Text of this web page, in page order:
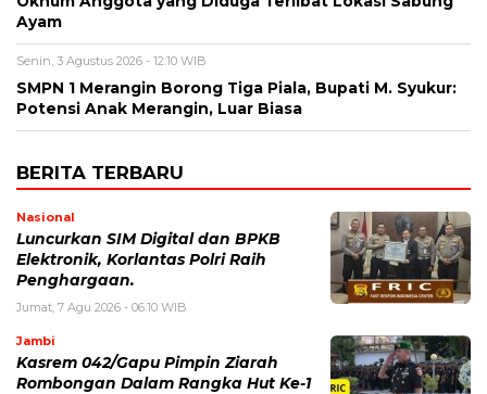
Ayam
Senin, 3 Agustus 2026 - 12:10 WIB
SMPN 1 Merangin Borong Tiga Piala, Bupati M. Syukur:
Potensi Anak Merangin, Luar Biasa
BERITA TERBARU
Nasional
Luncurkan SIM Digital dan BPKB
Elektronik, Korlantas Polri Raih
Penghargaan.
Jumat, 7 Agu 2026 - 06:10 WIB
Jambi
Kasrem 042/Gapu Pimpin Ziarah
Rombongan Dalam Rangka Hut Ke-1